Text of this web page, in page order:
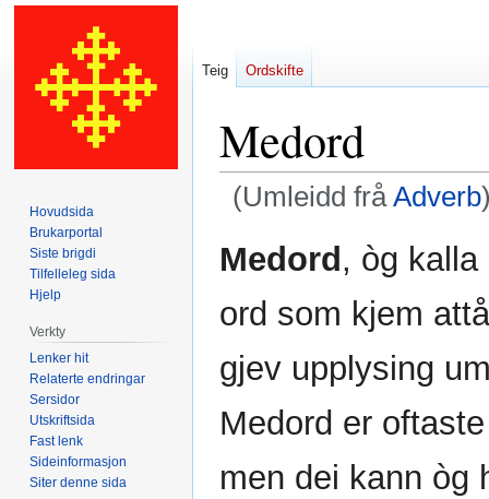
Medord
(Umleidd fråAdverb
til
til
Medord, òg kalla
ord som kjem
gjev upplysing
Medord er
men dei kann òg
Teig Ordskifte
Hovudsida
Brukarportal
Siste brigdi
Tilfelleleg sida
Hjelp
Verkty
Lenker hit
Relaterte endringar
Sersidor
Utskriftsida
Fast lenk
Sideinformasjon
Siter denne sida